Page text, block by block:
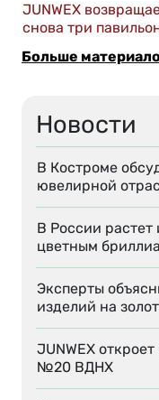
Новости
В Костроме
ювелирной
В России
цветным
Эксперты
изделий на
JUNWEX
№20 ВДНХ
JUNWEX
снова три
Больше